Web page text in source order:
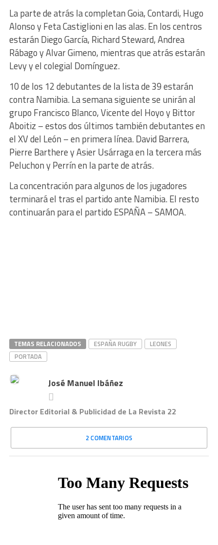
La parte de atrás la completan Goia, Contardi, Hugo
Alonso y Feta Castiglioni en las alas. En los centros
estarán Diego García, Richard Steward, Andrea
Rábago y Alvar Gimeno, mientras que atrás estarán
Levy y el colegial Domínguez.
10 de los 12 debutantes de la lista de 39 estarán
contra Namibia. La semana siguiente se unirán al
grupo Francisco Blanco, Vicente del Hoyo y Bittor
Aboitiz – estos dos últimos también debutantes en
el XV del León – en primera línea. David Barrera,
Pierre Barthere y Asier Usárraga en la tercera más
Peluchon y Perrín en la parte de atrás.
La concentración para algunos de los jugadores
terminará el tras el partido ante Namibia. El resto
continuarán para el partido ESPAÑA – SAMOA.
TEMAS RELACIONADOS ESPAÑA RUGBY
LEONES
PORTADA
José Manuel Ibáñez
Director Editorial & Publicidad de La Revista 22
2 COMENTARIOS